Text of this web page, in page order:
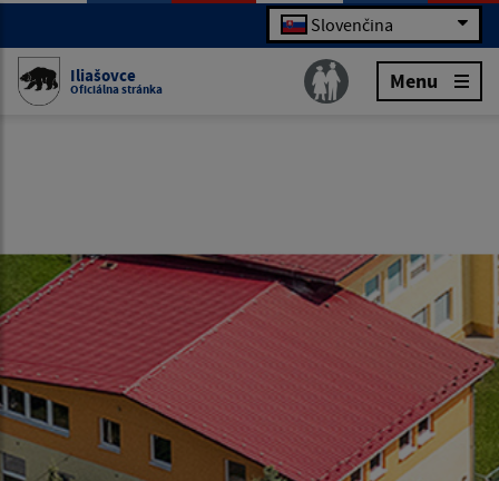
Slovenčina
Iliašovce
Oficiálna stránka Menu